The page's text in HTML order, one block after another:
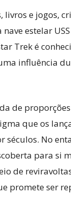
e jogos,
estelar
Trek é
influência
de
que os
No
para si
de
promete ser